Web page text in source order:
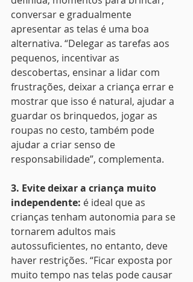
conversar e gradualmente
apresentar as telas é uma boa
alternativa. “Delegar as tarefas aos
pequenos, incentivar as
descobertas, ensinar a lidar com
frustrações, deixar a criança errar e
mostrar que isso é natural, ajudar a
guardar os brinquedos, jogar as
roupas no cesto, também pode
ajudar a criar senso de
responsabilidade”, complementa.
3. Evite deixar a criança muito
independente: é ideal que as
crianças tenham autonomia para se
tornarem adultos mais
autossuficientes, no entanto, deve
haver restrições. “Ficar exposta por
muito tempo nas telas pode causar